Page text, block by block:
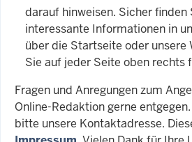
darauf hinweisen. Sicher finden
interessante Informationen in
über die Startseite oder unsere
Sie auf jeder Seite oben rechts
Fragen und Anregungen zum
Online-Redaktion gerne
bitte unsere Kontaktadresse.